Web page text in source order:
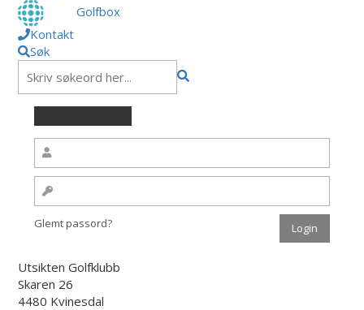
Golfbox
Kontakt
Søk
Glemt passord?
Utsikten Golfklubb
Skaren 26
4480 Kvinesdal